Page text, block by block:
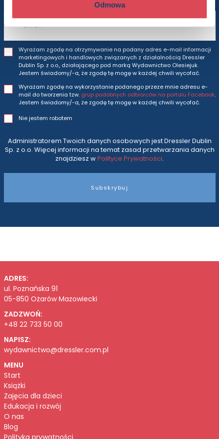
Odmowa
Wyrażam zgodę na otrzymywanie na podany adres e-mail informacji
marketingowych i handlowych związanych z działalnością Dressler
Dublin Sp. z o.o., działającego pod marką Wydawnictwo Olesiejuk.
Jestem świadomy/-a, że zgodę tę mogę w każdej chwili wycofać.
Wyrażam zgodę na wykorzystanie podanego przeze mnie adresu e-
mail do tworzenia tzw. grup podobnych odbiorców na portalu Facebook.
Jestem świadomy/-a, że zgodę tę mogę w każdej chwili wycofać.
Nie jestem robotem
Administratorem Twoich danych osobowych jest Dressler Dublin
Sp. z o.o. Więcej informacji na temat zasad przetwarzania danych
znajdziesz wPolityce Prywatności.
Subskrybuj
ADRES:
ul. Poznańska 91
05-850 Ożarów Mazowiecki
ZADZWOŃ:
+48 22 733 50 00
NAPISZ:
wydawnictwo@dressler.com.pl
MENU
Start
Książki
Zajęcia dla dzieci
Edukacja i rozwój
O nas
Blog
Polityka prywatności